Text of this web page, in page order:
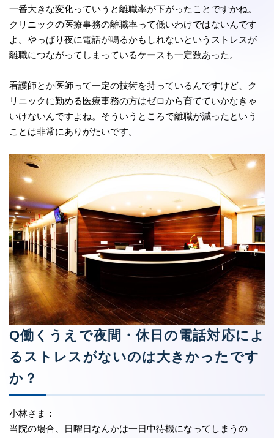
一番大きな変化っていうと離職率が下がったことですかね。
クリニックの医療事務の離職率って低いわけではないんです
よ。やっぱり夜に電話が鳴るかもしれないというストレスが
離職につながってしまっているケースも一定数あった。
看護師とか医師って一定の技術を持っているんですけど、ク
リニックに勤める医療事務の方はゼロから育てていかなきゃ
いけないんですよね。そういうところで離職が減ったという
ことは非常にありがたいです。
Q働くうえで夜間・休日の電話対応によ
るストレスがないのは大きかったです
か？
小林さま：
当院の場合、日曜日なんかは一日中待機になってしまうの